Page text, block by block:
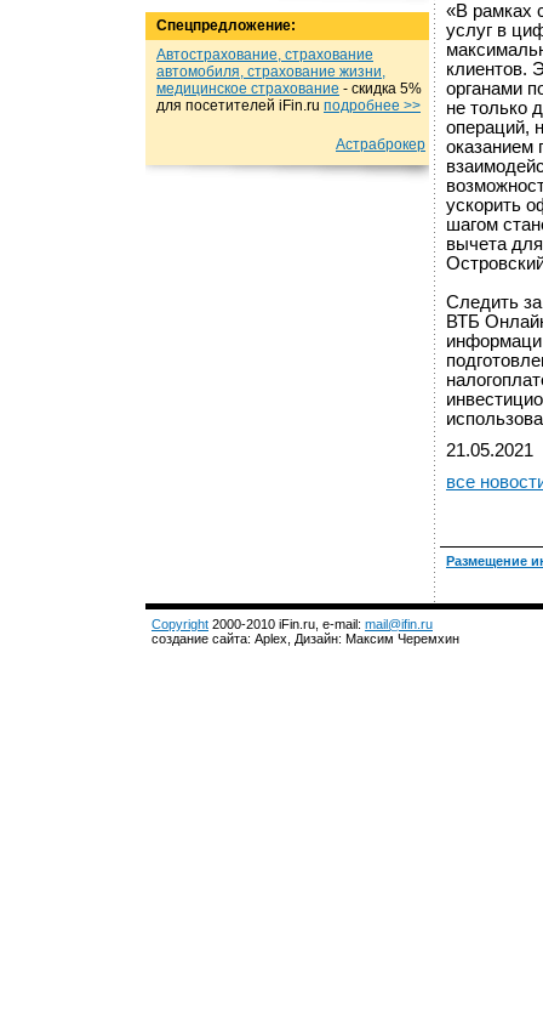
Спецпредложение:
Автострахование, страхование
автомобиля, страхование жизни,
медицинское страхование - cкидка 5%
для посетителей iFin.ru подробнеe >>
Астраброкер
«В рамках
услуг в
клиентов.
органами
не только
операций,
оказанием
ускорить
шагом
вычета
Следить
ВТБ
21.05.2021
все
Размещение
Copyright 2000-2010 iFin.ru, e-mail: mail@ifin.ru
создание сайта: Aplex, Дизайн: Максим Черемхин